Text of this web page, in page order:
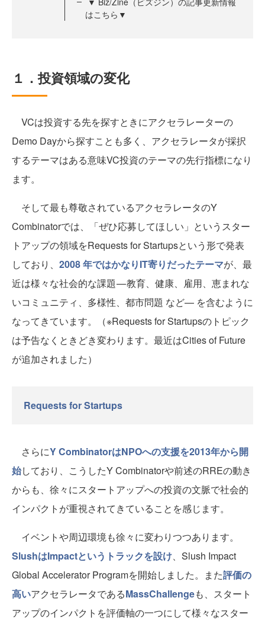
はこちら▼
１．投資領域の変化
VCは投資する先を探すときにアクセラレーターの
Demo Dayから探すことも多く、アクセラレータが採択
するテーマはある意味VC投資のテーマの先行指標になり
ます。
そして最も尊敬されているアクセラレータのY
Combinatorでは、「ぜひ応募してほしい」というスター
トアップの領域をRequests for Startupsという形で発表
しており、 2008 年ではかなりIT寄りだったテーマが、最
近は様々な社会的な課題 — 教育、健康、雇用、恵まれな
いコミュニティ、多様性、都市問題 など— を含むように
なってきています。（※Requests for Startupsのトピック
は予告なくときどき変わります。最近はCities of Future
が追加されました）
Requests for Startups
さらにY CombinatorはNPOへの支援を2013年から開
始しており、こうしたY Combinatorや前述のRREの動き
からも、徐々にスタートアップへの投資の文脈で社会的
インパクトが重視されてきていることを感じます。
イベントや周辺環境も徐々に変わりつつあります。
SlushはImpactというトラックを設け、Slush Impact
Global Accelerator Programを開始しました。また評価の
高いアクセラレータであるMassChallengeも、スタート
アップのインパクトを評価軸の一つにして様々なスター